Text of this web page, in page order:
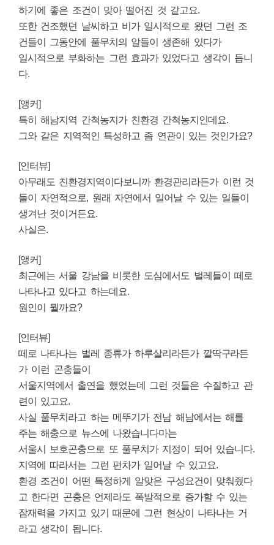
하기에 좋은 조건이 맞아 떨어진 것 같고요.
또한 건조했던 날씨하고 비가 일시적으로 왔던 그런 조
건들이 그동안에 풀무치의 알들이 생존해 있다가
일시적으로 부화하는 그런 효과가 있었다고 생각이 듭니
다.
[앵커]
특히 해남지역 간척농지가 친환경 간척농지인데요.
그와 같은 지역적인 특성하고 좀 연관이 있는 것인가요?
[인터뷰]
아무래도 친환경지역이다보니까 환경관리라든가 이런 것
들이 자연적으로, 원래 자연에서 일어날 수 있는 일들이
생겨난 것이거든요.
사실은.
[앵커]
최근에는 서울 강남을 비롯한 도심에서도 벌레들이 떼로
나타나고 있다고 하는데요.
원인이 뭘까요?
[인터뷰]
떼로 나타나는 벌레 종류가 하루살리라든가 깔딱구라든
가 이런 곤충들이
서울지역에서 출연을 했었는데
그런 것들은 수질하고 관
련이 있고요.
사실 풀무치라고 하는 메뚜기가 전남 해남에서는 해를
주는 해충으로 뉴스에 나왔습니다마는
서울시 보호곤충으로 또 풀무치가 지정이 되어 있습니다.
지역에 따라서는 그런 편차가 일어날 수 있고요.
환경 조건이 어떤 특정하게 알맞은 구성요건이 맞춰줬다
고 한다면 곤충은 언제라도 폭발적으로 증가할 수 있는
잠재력을 가지고 있기 때문에 그런 현상이 나타나는 거
라고 생각이 됩니다.